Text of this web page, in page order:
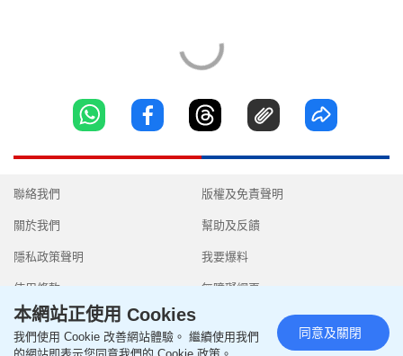
聯絡我們
關於我們
隱私政策聲明
使用條款
版權及免責聲明
幫助及反饋
我要爆料
無障礙網頁
本網站正使用 Cookies
我們使用 Cookie 改善網站體驗。 繼續使用我們
同意及關閉